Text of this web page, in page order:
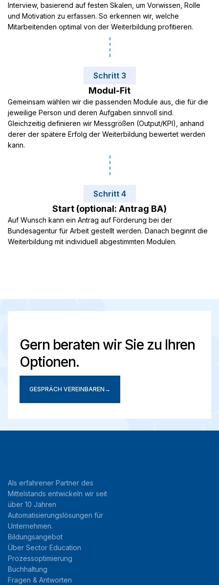
Interview, basierend auf festen Skalen, um Vorwissen, Rolle
und Motivation zu erfassen. So erkennen wir, welche
Mitarbeitenden optimal von der Weiterbildung profitieren.
Schritt 3
Modul-Fit
Gemeinsam wählen wir die passenden Module aus, die für die
jeweilige Person und deren Aufgaben sinnvoll sind.
Gleichzeitig definieren wir Messgrößen (Output/KPI), anhand
derer der spätere Erfolg der Weiterbildung bewertet werden
kann.
Schritt 4
Start (optional: Antrag BA)
Auf Wunsch kann ein Antrag auf Förderung bei der
Bundesagentur für Arbeit gestellt werden. Danach beginnt die
Weiterbildung mit individuell abgestimmten Modulen.
Gern beraten wir Sie zu Ihren
Optionen.
GESPRÄCH VEREINBAREN →
Als erfahrener Partner des
Mittelstands entwickeln wir seit
über 10 Jahren
Automatisierungslösungen für
Unternehmen.
Bildungsangebot
Über Sector Education
Prozessoptimierung
Buchhaltung
Fragen & Antworten